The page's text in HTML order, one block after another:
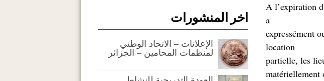
A l’expiration
a
expressément
location
partielle, les
اخر المنشورات
الإعلانات – الاتحاد الوطني
لمنظمات المحامين – الجزائر